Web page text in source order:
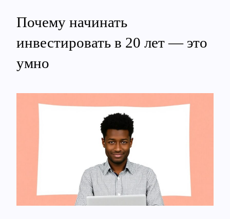
Почему начинать
инвестировать в 20 лет — это
умно